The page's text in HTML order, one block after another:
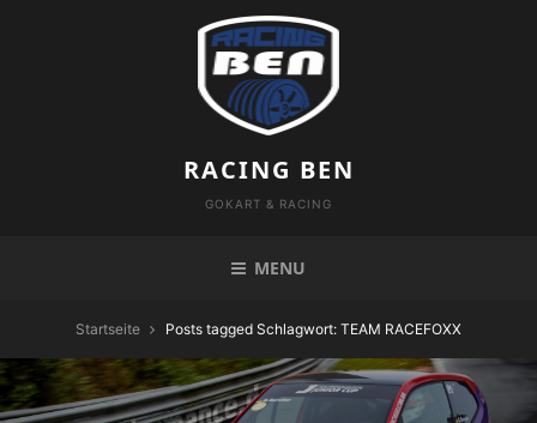
RACING BEN
GOKART & RACING
MENU
Startseite Posts tagged Schlagwort: TEAM RACEFOXX